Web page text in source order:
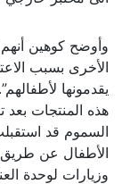
وأوضح كوهين أنهم
الأخرى بسبب
يقدمونها
هذه المنتجات بعد
السموم قد
الأطفال عن طريق
وزيارات لوحدة